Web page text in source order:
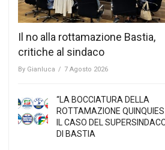
Il no alla rottamazione Bastia,
critiche al sindaco
By Gianluca / 7 Agosto 2026
“LA BOCCIATURA DELLA
ROTTAMAZIONE QUINQUIES
IL CASO DEL
DI BASTIA